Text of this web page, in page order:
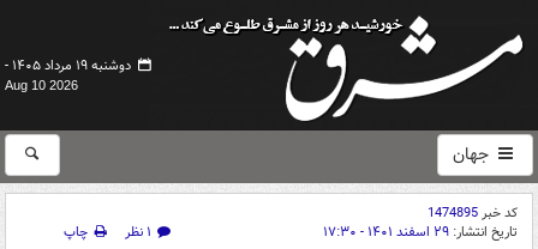
دوشنبه ۱۹ مرداد ۱۴۰۵ -
Aug 10 2026
جهان
کد خبر1474895
تاریخ انتشار: ۲۹ اسفند ۱۴۰۱ - ۱۷:۳۰ ۱ نظر
چاپ